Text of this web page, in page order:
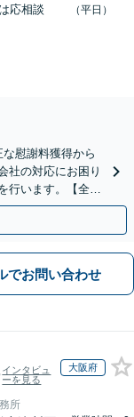
応相談
（平日）
な慰謝料獲得から
社の対応にお困り
行います。【全国
でお問い合わせ
インタビュ
ーを見る
大阪府
所